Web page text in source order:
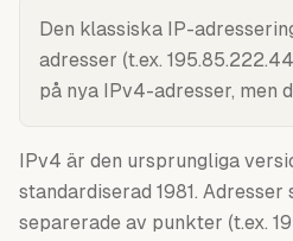
Den klassiska IP-
adresser (t.ex.
på nya IPv4-adresser, men
IPv4 är den ursprungliga
standardiserad 1981.
separerade av punkter (t.ex.